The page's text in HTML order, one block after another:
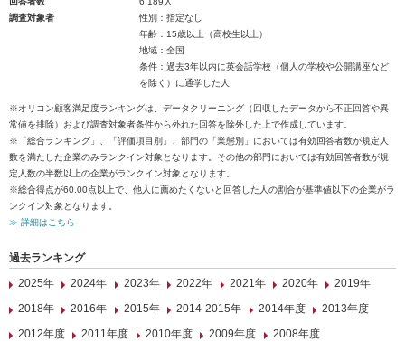
調査対象者
性別：指定なし
年齢：15歳以上（高校生以上）
地域：全国
条件：過去3年以内に英会話学校（個人の学校や公開講座など
を除く）に通学した人
※オリコン顧客満足度ランキングは、データクリーニング（回収したデータから不正回答や異
常値を排除）および調査対象者条件から外れた回答を除外した上で作成しています。
※「総合ランキング」、「評価項目別」、部門の「業態別」においては有効回答者数が規定人
数を満たした企業のみランクイン対象となります。その他の部門においては有効回答者数が規
定人数の半数以上の企業がランクイン対象となります。
※総合得点が60.00点以上で、他人に薦めたくないと回答した人の割合が基準値以下の企業がラ
ンクイン対象となります。
≫ 詳細はこちら
過去ランキング
2025年
2024年 2023年 2022年 2021年 2020年
2019年
2018年
2016年 2015年 2014-2015年 2014年度
2013年度
2012年度
2011年度 2010年度 2009年度 2008年度